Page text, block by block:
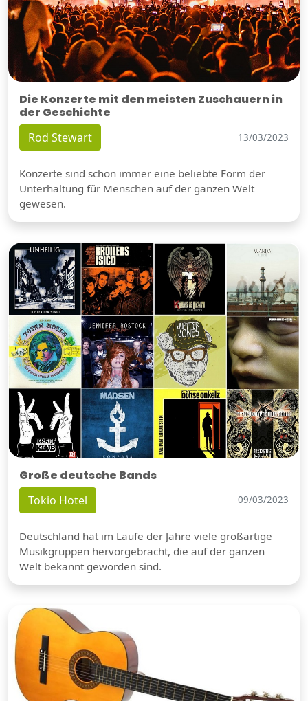
Die Konzerte mit den meisten Zuschauern in
der Geschichte
Rod Stewart 13/03/2023
Konzerte sind schon immer eine beliebte Form der
Unterhaltung für Menschen auf der ganzen Welt
gewesen.
Große deutsche Bands
Tokio Hotel 09/03/2023
Deutschland hat im Laufe der Jahre viele großartige
Musikgruppen hervorgebracht, die auf der ganzen
Welt bekannt geworden sind.